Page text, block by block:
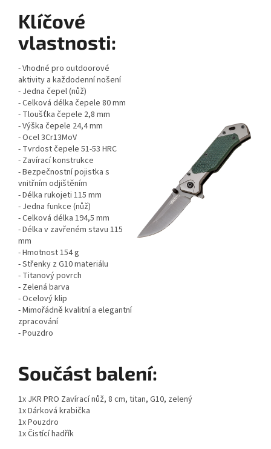
Klíčové
vlastnosti:
- Vhodné pro outdoorové
aktivity a každodenní nošení
- Jedna čepel (nůž)
- Celková délka čepele 80 mm
- Tloušťka čepele 2,8 mm
- Výška čepele 24,4 mm
- Ocel3Cr13MoV
- Tvrdost čepele 51-53 HRC
- Zavírací konstrukce
- Bezpečnostní pojistka s
vnitřním odjištěním
- Délka rukojeti 115 mm
- Jedna funkce (nůž)
- Celková délka 194,5 mm
- Délka v zavřeném stavu 115
mm
- Hmotnost 154 g
- Střenky z G10 materiálu
- Titanový povrch
- Zelená barva
- Ocelový klip
- Mimořádně kvalitní a elegantní
zpracování
- Pouzdro
Součást balení:
1x JKR PRO Zavírací nůž, 8 cm, titan, G10, zelený
1x Dárková krabička
1x Pouzdro
1x Čistící hadřík